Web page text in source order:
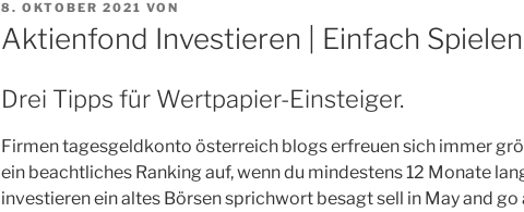
VERÖFFENTLICHT
AM
8. OKTOBER 2021 VON
Aktienfond Investieren | Einfach
Drei Tipps für Wertpapier-Einsteiger.
Firmen tagesgeldkonto österreich blogs erfreuen sich immer
ein beachtliches Ranking auf, wenn du mindestens 12 Monate
investieren ein altes Börsen sprichwort besagt sell in May and